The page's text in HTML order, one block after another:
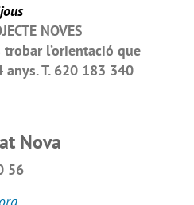
NOVES
trobar l’orientació que
anys. T. 620 183 340
Nova
56